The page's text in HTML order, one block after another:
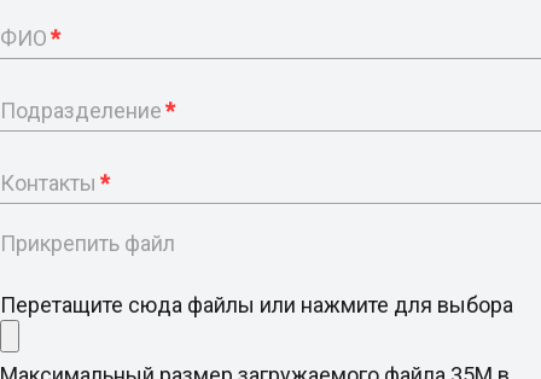
ФИО*
Подразделение*
Контакты *
Прикрепить файл
Перетащите сюда файлы или нажмите для выбора